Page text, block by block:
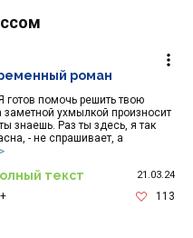
готов помочь решить твою
заметной ухмылкой произносит
знаешь. Раз ты здесь, я так
- не спрашивает, а
роман
текст 21.03.24
113